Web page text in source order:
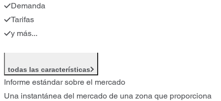
Demanda
Tarifas
y más...
todas las características
Informe estándar sobre el mercado
Una instantánea del mercado de una zona que proporciona